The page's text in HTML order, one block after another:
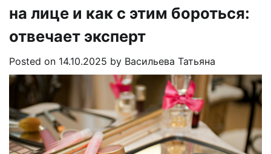
на лице и как с этим бороться:
отвечает эксперт
Posted on 14.10.2025 by Васильева Татьяна